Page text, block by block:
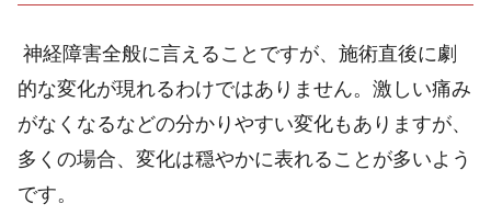
神経障害全般に言えることですが、施術直後に劇
的な変化が現れるわけではありません。激しい痛み
がなくなるなどの分かりやすい変化もありますが、
多くの場合、変化は穏やかに表れることが多いよう
です。